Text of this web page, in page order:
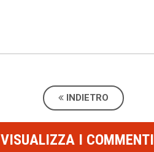
INDIETRO
VISUALIZZA I COMMENTI